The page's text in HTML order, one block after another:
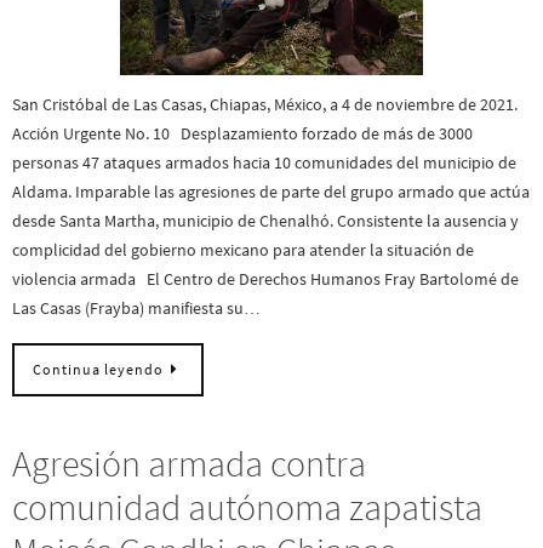
San Cristóbal de Las Casas, Chiapas, México, a 4 de noviembre de 2021.
Acción Urgente No. 10 Desplazamiento forzado de más de 3000
personas 47 ataques armados hacia 10 comunidades del municipio de
Aldama. Imparable las agresiones de parte del grupo armado que actúa
desde Santa Martha, municipio de Chenalhó. Consistente la ausencia y
complicidad del gobierno mexicano para atender la situación de
violencia armada El Centro de Derechos Humanos Fray Bartolomé de
Las Casas (Frayba) manifiesta su…
Continua leyendo
Agresión armada contra
comunidad autónoma zapatista